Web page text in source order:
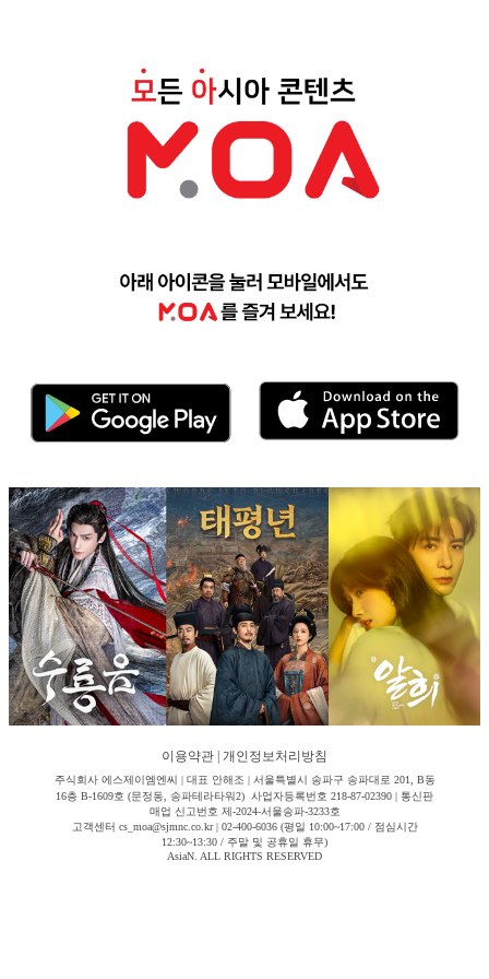
이용약관 개인정보처리방침
주식회사 에스제이엠엔씨 | 대표 안해조 | 서울특별시 송파구 송파대로 201, B동
16층 B-1609호 (문정동, 송파테라타워2) 사업자등록번호 218-87-02390 | 통신판
매업 신고번호 제-2024-서울송파-3233호
고객센터 cs_moa@sjmnc.co.kr | 02-400-6036 (평일 10:00~17:00 / 점심시간
12:30~13:30 / 주말 및 공휴일 휴무)
AsiaN. ALL RIGHTS RESERVED